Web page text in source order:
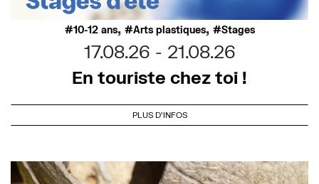
10-12 ans, Arts plastiques, Stages
17.08.26
21.08.26
En touriste chez toi !
PLUS D'INFOS